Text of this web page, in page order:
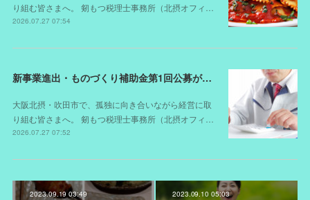
り組む皆さまへ。 剱もつ税理士事務所（北摂オフィ…
2026.07.27 07:54
新事業進出・ものづくり補助金第1回公募が開始されました（スケジュールが変更されました）
大阪北摂・吹田市で、孤独に向き合いながら経営に取
り組む皆さまへ。 剱もつ税理士事務所（北摂オフィ…
2026.07.27 07:52
2023.09.19 03:49 2023.09.10 05:03